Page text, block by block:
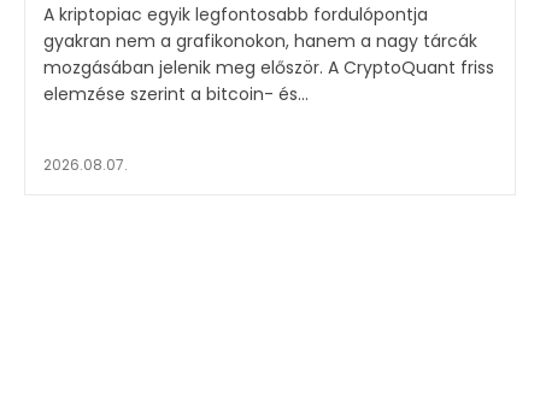
A kriptopiac egyik legfontosabb fordulópontja
gyakran nem a grafikonokon, hanem a nagy tárcák
mozgásában jelenik meg először. A CryptoQuant friss
elemzése szerint a bitcoin- és...
2026.08.07.